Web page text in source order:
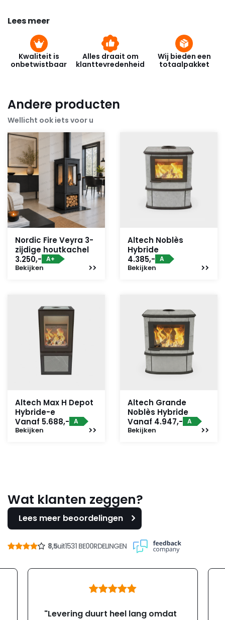
Lees meer
Kwaliteit is
onbetwistbaar
Alles draait om
klanttevredenheid
Wij bieden een
totaalpakket
Andere producten
Wellicht ook iets voor u
Nordic Fire Veyra 3-
zijdige houtkachel
3.250,- A+
Bekijken
Altech Noblès
Hybride
4.385,- A
Bekijken
Altech Max H Depot
Hybride-e
Vanaf 5.688,- A
Bekijken
Altech Grande
Noblès Hybride
Vanaf 4.947,- A
Bekijken
Wat klanten zeggen?
Lees meer beoordelingen
8,5uit1531 BE00RDELINGEN
"Levering duurt heel lang omdat